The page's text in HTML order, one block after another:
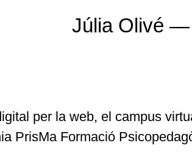
Júlia Olivé —
per la web, el campus
PrisMa Formació